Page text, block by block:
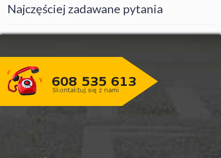
Najczęściej zadawane pytania